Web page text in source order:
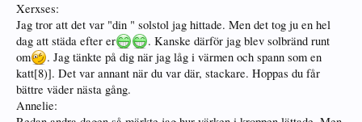
Xerxses:
Jag tror att det var "din " solstol jag hittade. Men det tog ju en hel
dag att städa efter er
. Kanske därför jag blev solbränd runt
om
. Jag tänkte på dig när jag låg i värmen och spann som en
katt[8)]. Det var annant när du var där, stackare. Hoppas du får
bättre väder nästa gång.
Annelie: